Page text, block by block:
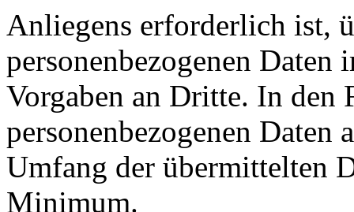
Anliegens erforderlich ist,
personenbezogenen Daten
Vorgaben an Dritte. In
personenbezogenen Daten
Umfang der übermittelten
Minimum.